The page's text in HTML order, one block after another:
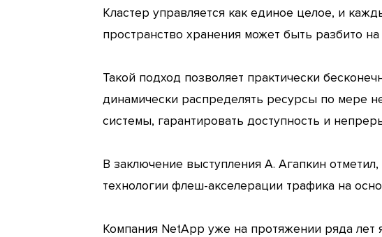
Кластер управляется как единое целое, и
пространство хранения может быть разбито
Такой подход позволяет практически
динамически распределять ресурсы по мере
системы, гарантировать доступность и
В заключение выступления А. Агапкин
технологии флеш-акселерации трафика на
Компания NetApp уже на протяжении ряда лет